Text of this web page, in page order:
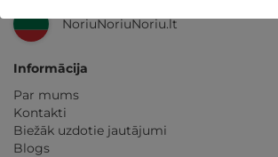
NoriuNoriuNoriu.lt
Informācija
Par mums
Kontakti
Biežāk uzdotie jautājumi
Blogs